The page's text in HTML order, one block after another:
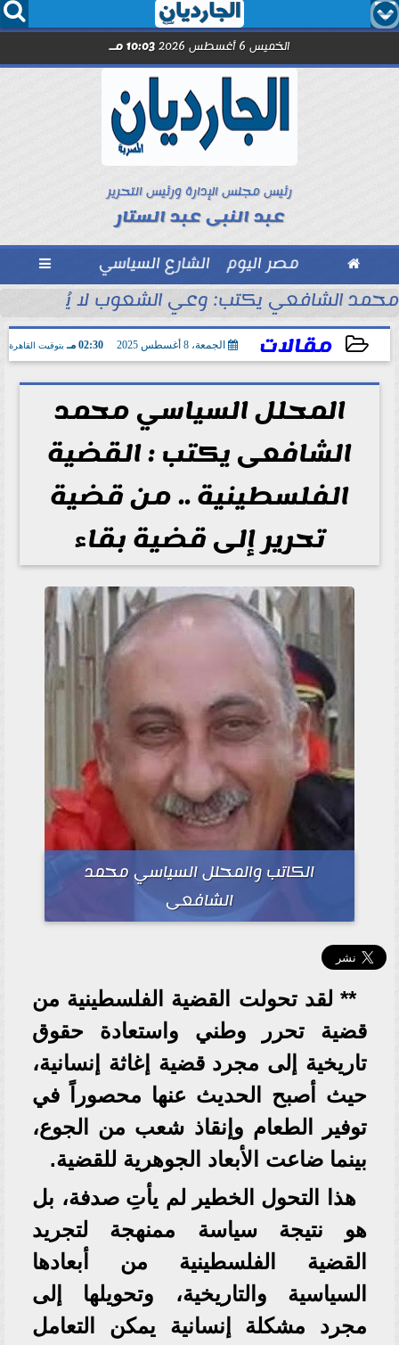
  
الخميس 6 أغسطس 2026 10:03 مـ
رئيس مجلس الإدارة ورئيس التحرير
عبد النبى عبد الستار
 مصر اليوم الشارع السياسي 
صلاح.. اليوم
محمد الشافعي يكتب: وعي الشعوب لا يُقاس
مقالات الجمعة، 8 أغسطس 2025 02:30 مـ بتوقيت القاهرة
2025-08-08 14:30:05
المحلل السياسي محمد
الشافعى يكتب : القضية
الفلسطينية .. من قضية
تحرير إلى قضية بقاء
الكاتب والمحلل السياسي محمد
الشافعى
** لقد تحولت القضية الفلسطينية من
قضية تحرر وطني واستعادة حقوق
تاريخية إلى مجرد قضية إغاثة إنسانية،
حيث أصبح الحديث عنها محصوراً في
توفير الطعام وإنقاذ شعب من الجوع،
بينما ضاعت الأبعاد الجوهرية للقضية.
هذا التحول الخطير لم يأتِ صدفة، بل
هو نتيجة سياسة ممنهجة لتجريد
القضية الفلسطينية من أبعادها
السياسية والتاريخية، وتحويلها إلى
مجرد مشكلة إنسانية يمكن التعامل